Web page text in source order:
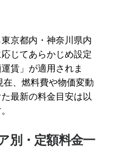
京都内・神奈川県内
じてあらかじめ設定
賃」が適用されま
在、燃料費や物価変動
最新の料金目安は以
別・定額料金一